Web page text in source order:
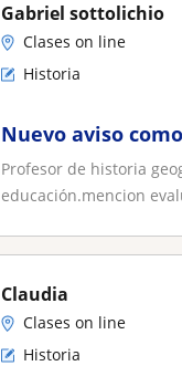
Gabriel sottolichio
Clases on line
Historia
Nuevo aviso
Profesor de historia
educación.mencion
Claudia
Clases on line
Historia